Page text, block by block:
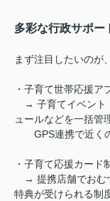
多彩な行政サポー
まず注目したいのが
・子育て世帯応援ア
→ 子育てイベント
ュールなどを一括管
GPS連携で近くの
・子育て応援カード
→ 提携店舗でおむ
特典が受けられる制